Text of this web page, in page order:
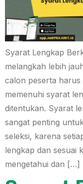
Syarat Lengkap
melangkah lebih
calon peserta harus
memenuhi syarat
ditentukan. Syarat
sangat penting
seleksi, karena
lengkap dan sesuai
mengetahui dan […]